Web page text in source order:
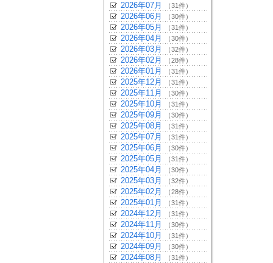
2026年07月 （31件）
2026年06月 （30件）
2026年05月 （31件）
2026年04月 （30件）
2026年03月 （32件）
2026年02月 （28件）
2026年01月 （31件）
2025年12月 （31件）
2025年11月 （30件）
2025年10月 （31件）
2025年09月 （30件）
2025年08月 （31件）
2025年07月 （31件）
2025年06月 （30件）
2025年05月 （31件）
2025年04月 （30件）
2025年03月 （32件）
2025年02月 （28件）
2025年01月 （31件）
2024年12月 （31件）
2024年11月 （30件）
2024年10月 （31件）
2024年09月 （30件）
2024年08月 （31件）